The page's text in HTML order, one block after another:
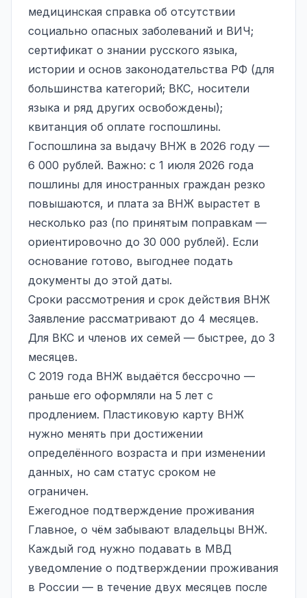
медицинская справка об отсутствии
социально опасных заболеваний и ВИЧ;
сертификат о знании русского языка,
истории и основ законодательства РФ (для
большинства категорий; ВКС, носители
языка и ряд других освобождены);
квитанция об оплате госпошлины.
Госпошлина за выдачу ВНЖ в 2026 году —
6 000 рублей. Важно: с 1 июля 2026 года
пошлины для иностранных граждан резко
повышаются, и плата за ВНЖ вырастет в
несколько раз (по принятым поправкам —
ориентировочно до 30 000 рублей). Если
основание готово, выгоднее подать
документы до этой даты.
Сроки рассмотрения и срок действия ВНЖ
Заявление рассматривают до 4 месяцев.
Для ВКС и членов их семей — быстрее, до 3
месяцев.
С 2019 года ВНЖ выдаётся бессрочно —
раньше его оформляли на 5 лет с
продлением. Пластиковую карту ВНЖ
нужно менять при достижении
определённого возраста и при изменении
данных, но сам статус сроком не
ограничен.
Ежегодное подтверждение проживания
Главное, о чём забывают владельцы ВНЖ.
Каждый год нужно подавать в МВД
уведомление о подтверждении проживания
в России — в течение двух месяцев после